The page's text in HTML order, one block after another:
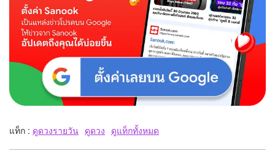
แท็ก : ดูดวงรายวัน ดูดวง ดูแท็กทั้งหมด